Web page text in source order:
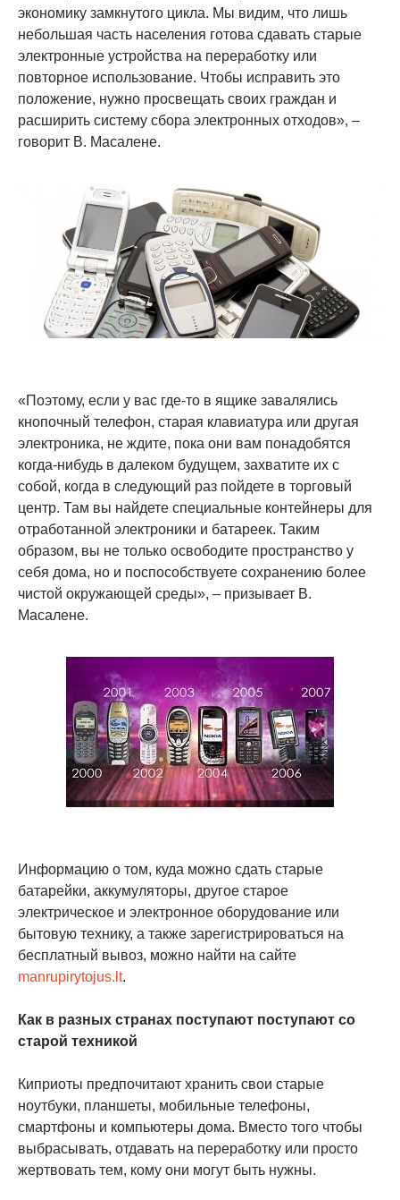
экономику замкнутого цикла. Мы видим, что лишь
небольшая часть населения готова сдавать старые
электронные устройства на переработку или
повторное использование. Чтобы исправить это
положение, нужно просвещать своих граждан и
расширить систему сбора электронных отходов», –
говорит В. Масалене.
«Поэтому, если у вас где-то в ящике завалялись
кнопочный телефон, старая клавиатура или другая
электроника, не ждите, пока они вам понадобятся
когда-нибудь в далеком будущем, захватите их с
собой, когда в следующий раз пойдете в торговый
центр. Там вы найдете специальные контейнеры для
отработанной электроники и батареек. Таким
образом, вы не только освободите пространство у
себя дома, но и поспособствуете сохранению более
чистой окружающей среды», – призывает В.
Масалене.
Информацию о том, куда можно сдать старые
батарейки, аккумуляторы, другое старое
электрическое и электронное оборудование или
бытовую технику, а также зарегистрироваться на
бесплатный вывоз, можно найти на сайте
manrupirytojus.lt.
Как в разных странах поступают поступают со
старой техникой
Киприоты предпочитают хранить свои старые
ноутбуки, планшеты, мобильные телефоны,
смартфоны и компьютеры дома. Вместо того чтобы
выбрасывать, отдавать на переработку или просто
жертвовать тем, кому они могут быть нужны.